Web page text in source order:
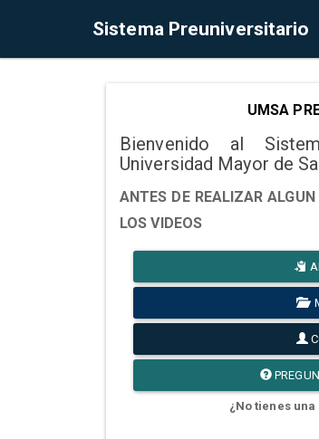
Sistema Preuniversitario
UMSA
Bienvenido al
Universidad Mayor de
ANTES DE REALIZAR
LOS VIDEOS
¿No tienes una